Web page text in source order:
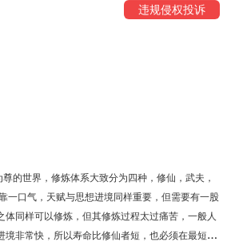
违规侵权投诉
的世界，修炼体系大致分为四种，修仙，武夫，
一口气，天赋与思想进境同样重要，但需要有一股
体同样可以修炼，但其修炼过程太过痛苦，一般人
境非常快，所以寿命比修仙者短，也必须在最短时